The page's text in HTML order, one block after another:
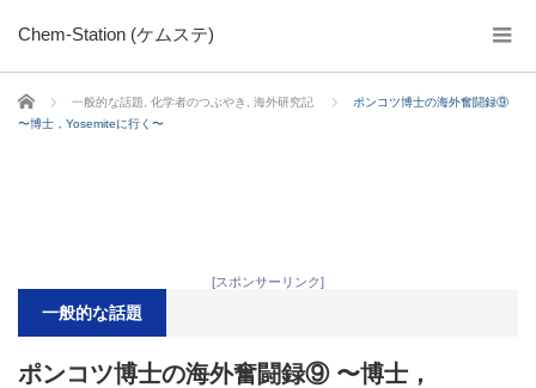
Chem-Station (ケムステ)
ホーム 一般的な話題 化学者のつぶやき 海外研究記
ポンコツ博士の海外奮闘録⑨
〜博士，Yosemiteに行く〜
[スポンサーリンク]
一般的な話題
ポンコツ博士の海外奮闘録⑨ 〜博士，